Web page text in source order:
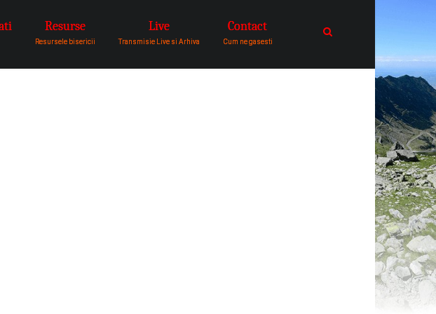
catre comunitatea de oameni in
Resurse
Resursele bisericii
Live
Transmisie Live si Arhiva
Contact
Cum ne gasesti